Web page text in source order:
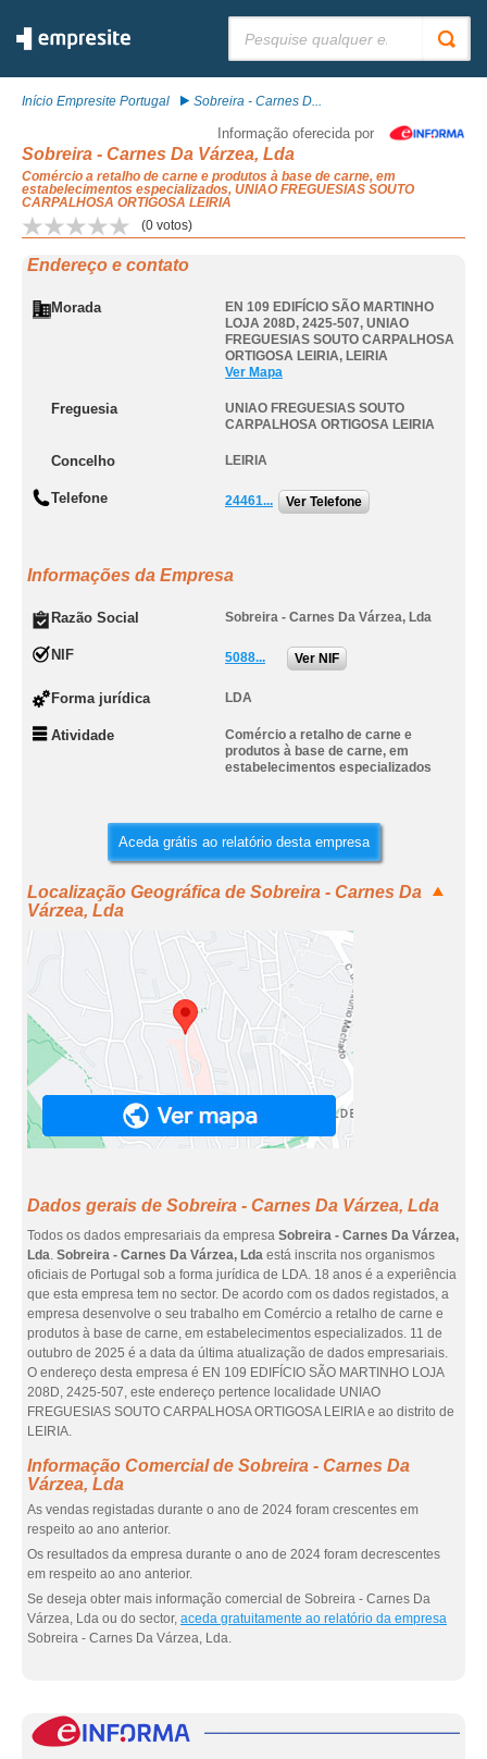
Início Empresite Portugal Sobreira - Carnes D...
Informação oferecida por
Sobreira - Carnes Da Várzea, Lda
Comércio a retalho de carne e produtos à base de carne, em
estabelecimentos especializados, UNIAO FREGUESIAS SOUTO
CARPALHOSA ORTIGOSA LEIRIA
(0 votos)
Endereço e contato
Morada
EN 109 EDIFÍCIO SÃO MARTINHO
LOJA 208D, 2425-507, UNIAO
FREGUESIAS SOUTO CARPALHOSA
ORTIGOSA LEIRIA, LEIRIA
Ver Mapa
Freguesia
UNIAO FREGUESIAS SOUTO
CARPALHOSA ORTIGOSA LEIRIA
Concelho LEIRIA
Telefone 24461... Ver Telefone
Informações da Empresa
Razão Social Sobreira - Carnes Da Várzea, Lda
NIF 5088... Ver NIF
Forma jurídica LDA
Atividade
Comércio a retalho de carne e
produtos à base de carne, em
estabelecimentos especializados
Aceda grátis ao relatório desta empresa
Localização Geográfica de Sobreira - Carnes Da
Várzea, Lda
Dados gerais de Sobreira - Carnes Da Várzea, Lda
Todos os dados empresariais da empresa Sobreira - Carnes Da Várzea,
Lda. Sobreira - Carnes Da Várzea, Lda está inscrita nos organismos
oficiais de Portugal sob a forma jurídica de LDA. 18 anos é a experiência
que esta empresa tem no sector. De acordo com os dados registados, a
empresa desenvolve o seu trabalho em Comércio a retalho de carne e
produtos à base de carne, em estabelecimentos especializados. 11 de
outubro de 2025 é a data da última atualização de dados empresariais.
O endereço desta empresa é EN 109 EDIFÍCIO SÃO MARTINHO LOJA
208D, 2425-507, este endereço pertence localidade UNIAO
FREGUESIAS SOUTO CARPALHOSA ORTIGOSA LEIRIA e ao distrito de
LEIRIA.
Informação Comercial de Sobreira - Carnes Da
Várzea, Lda
As vendas registadas durante o ano de 2024 foram crescentes em
respeito ao ano anterior.
Os resultados da empresa durante o ano de 2024 foram decrescentes
em respeito ao ano anterior.
Se deseja obter mais informação comercial de Sobreira - Carnes Da
Várzea, Lda ou do sector, aceda gratuitamente ao relatório da empresa
Sobreira - Carnes Da Várzea, Lda.